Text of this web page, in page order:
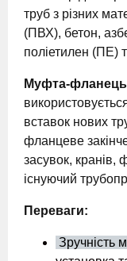
труб з різних
(ПВХ), бетон,
поліетилен (ПЕ)
Муфта-
вставок нових
фланцеве
засувок, кранів,
існуючий
Переваги:
Зручність